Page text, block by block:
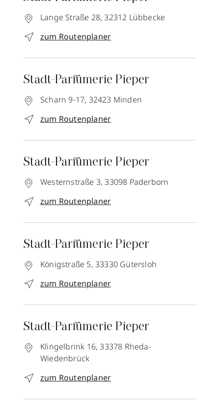
Lange Straße 28, 32312 Lübbecke
zum Routenplaner
Stadt-Parfümerie Pieper
Scharn 9-17, 32423 Minden
zum Routenplaner
Stadt-Parfümerie Pieper
Westernstraße 3, 33098 Paderborn
zum Routenplaner
Stadt-Parfümerie Pieper
Königstraße 5, 33330 Gütersloh
zum Routenplaner
Stadt-Parfümerie Pieper
Klingelbrink 16, 33378 Rheda-
Wiedenbrück
zum Routenplaner